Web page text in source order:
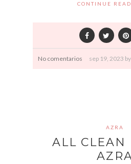
CONTINUE
No comentarios sep 19, 2023 by
AZRA
ALL CLEAN